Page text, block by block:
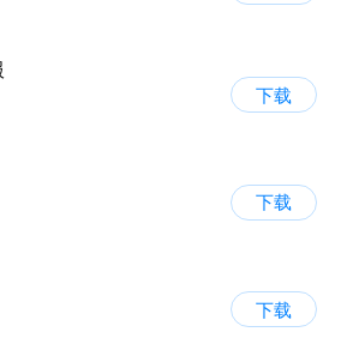
下载
下载
下载